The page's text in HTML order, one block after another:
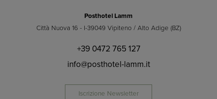
Posthotel Lamm
Città Nuova 16 - I-39049 Vipiteno / Alto Adige (BZ)
+39 0472 765 127
info@posthotel-lamm.it
Iscrizione Newsletter